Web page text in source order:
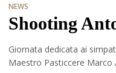
NEWS
Shooting
Giornata dedicata ai
Maestro Pasticcere Marco